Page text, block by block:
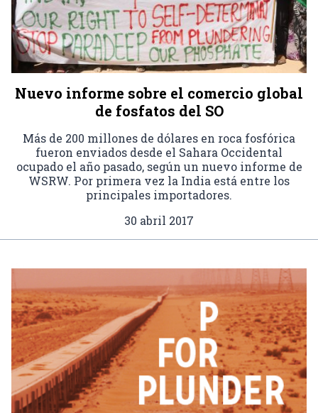
Nuevo informe sobre el comercio global
de fosfatos del SO
Más de 200 millones de dólares en roca fosfórica
fueron enviados desde el Sahara Occidental
ocupado el año pasado, según un nuevo informe de
WSRW. Por primera vez la India está entre los
principales importadores.
30 abril 2017